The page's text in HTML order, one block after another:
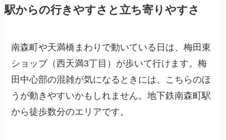
駅からの行きやすさと立ち寄りやすさ
南森町や天満橋まわりで動いている日は、梅田東
ショップ（西天満3丁目）が歩いて行けます。梅
田中心部の混雑が気になるときには、こちらのほ
うが動きやすいかもしれません。地下鉄南森町駅
から徒歩数分のエリアです。